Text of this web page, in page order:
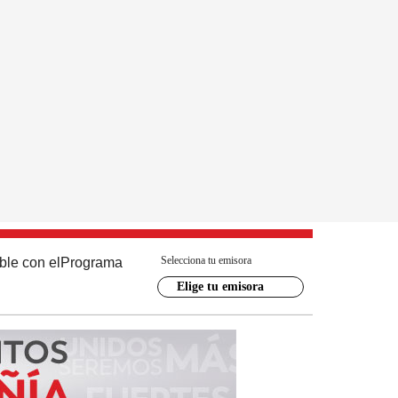
con el Programa Selecciona tu emisora
Elige tu emisora